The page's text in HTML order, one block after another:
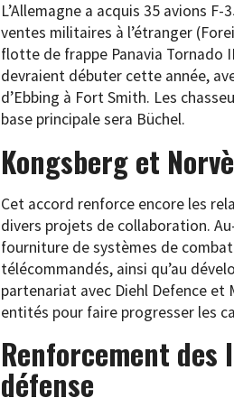
L’Allemagne a acquis 35 avions
ventes militaires à l’étranger
flotte de frappe Panavia Tornado
devraient débuter cette année,
d’Ebbing à Fort Smith. Les
base principale sera Büchel.
Kongsberg et
Cet accord renforce encore les
divers projets de collaboration.
fourniture de systèmes de
télécommandés, ainsi qu’au
partenariat avec Diehl Defence et
entités pour faire progresser les
Renforcement
défense